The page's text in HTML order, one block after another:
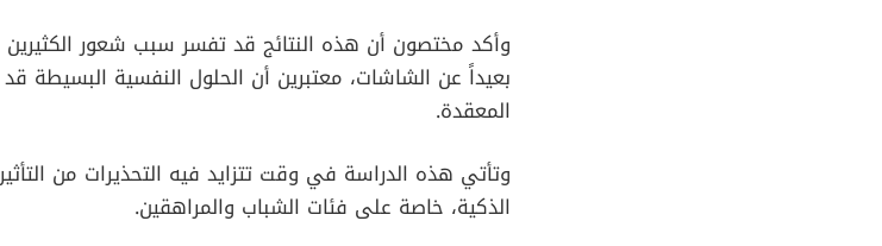
وأكد مختصون أن هذه النتائج قد تفسر سبب شعور الكثيرين
بعيداً عن الشاشات، معتبرين أن الحلول النفسية البسيطة قد
المعقدة.
وتأتي هذه الدراسة في وقت تتزايد فيه التحذيرات من
الذكية، خاصة على فئات الشباب والمراهقين.